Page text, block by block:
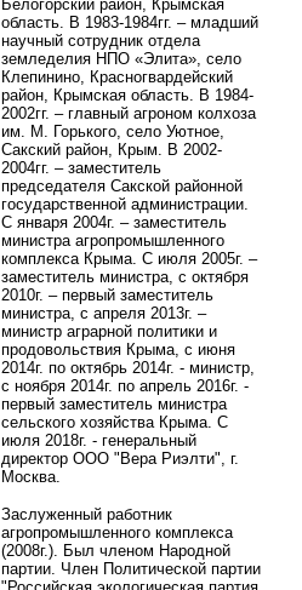
Белогорский район, Крымская
область. В 1983-1984гг. – младший
научный сотрудник отдела
земледелия НПО «Элита», село
Клепинино, Красногвардейский
район, Крымская область. В 1984-
2002гг. – главный агроном колхоза
им. М. Горького, село Уютное,
Сакский район, Крым. В 2002-
2004гг. – заместитель
председателя Сакской районной
государственной администрации.
С января 2004г. – заместитель
министра агропромышленного
комплекса Крыма. С июля 2005г. –
заместитель министра, с октября
2010г. – первый заместитель
министра, с апреля 2013г. –
министр аграрной политики и
продовольствия Крыма, с июня
2014г. по октябрь 2014г. - министр,
с ноября 2014г. по апрель 2016г. -
первый заместитель министра
сельского хозяйства Крыма. С
июля 2018г. - генеральный
директор ООО "Вера Риэлти", г.
Москва.
Заслуженный работник
агропромышленного комплекса
(2008г.). Был членом Народной
партии. Член Политической партии